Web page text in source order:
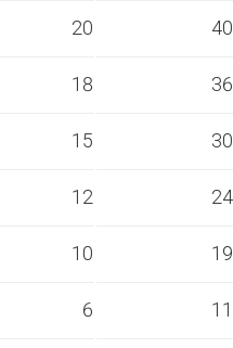
20 40
18 36
15 30
12 24
10 19
6 11